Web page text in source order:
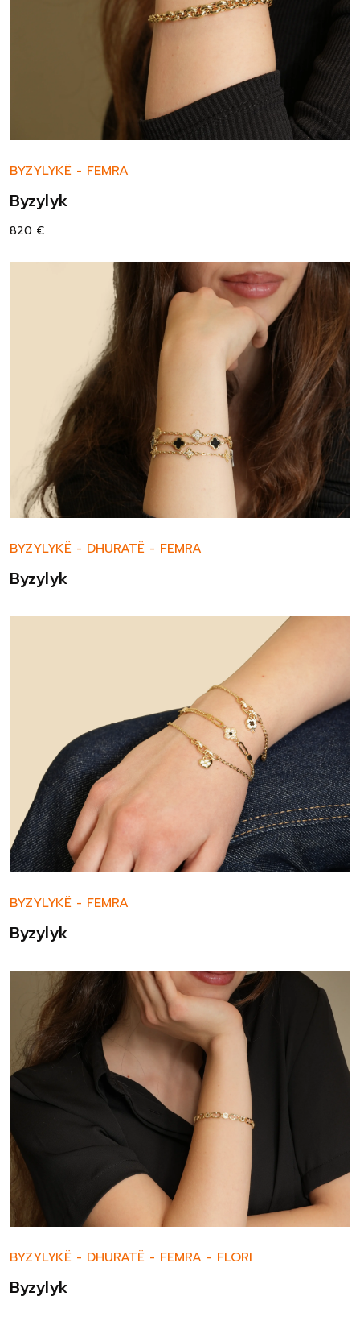
BYZYLYKË - FEMRA
Byzylyk
820 €
BYZYLYKË - DHURATË - FEMRA
Byzylyk
BYZYLYKË - FEMRA
Byzylyk
BYZYLYKË - DHURATË - FEMRA - FLORI
Byzylyk